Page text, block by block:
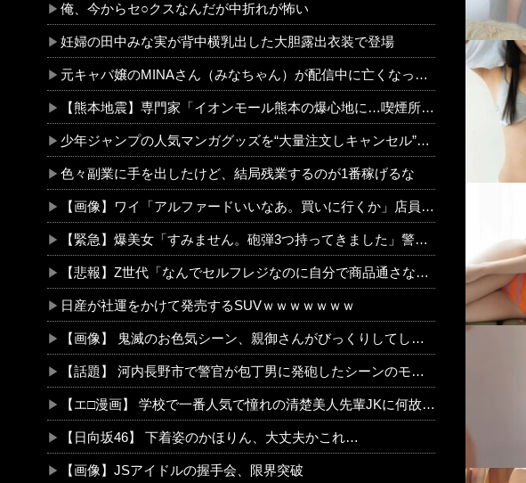
俺、今からセ○クスなんだが中折れが怖い
妊婦の田中みな実が背中横乳出した大胆露出衣装で登場
元キャバ嬢のMINAさん（みなちゃん）が配信中に亡くなったのではないかとX上で話題に（※動画あり）
【熊本地震】専門家「イオンモール熊本の爆心地に…喫煙所と自販機」警察・消防「」←これ・・・
少年ジャンプの人気マンガグッズを“大量注文しキャンセル”繰り返したか 女逮捕 総額43億円以上
色々副業に手を出したけど、結局残業するのが1番稼げるな
【画像】ワイ「アルファードいいなあ。買いに行くか」店員「ほいっ見積もりな！」ワイ「金額おかしくね？」←お前らもそう思うよな？？？？？
【緊急】爆美女「すみません。砲弾3つ持ってきました」警察「！？」自衛隊「！？」→結果w w w w w w w w
【悲報】Z世代「なんでセルフレジなのに自分で商品通さないといけないんだ」
日産が社運をかけて発売するSUVｗｗｗｗｗｗｗ
【画像】 鬼滅のお色気シーン、親御さんがびっくりしてしまう
【話題】 河内長野市で警官が包丁男に発砲したシーンのモザ無し映像が公開される。
【エ□漫画】 学校で一番人気で憧れの清楚美人先輩JKに何故か突然エ□動画撮影の竿役を頼まれて…！？
【日向坂46】 下着姿のかほりん、大丈夫かこれ…
【画像】JSアイドルの握手会、限界突破